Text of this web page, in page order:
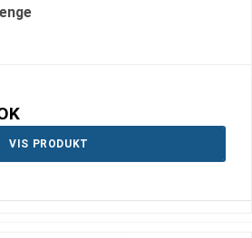
VIS PRODUKT